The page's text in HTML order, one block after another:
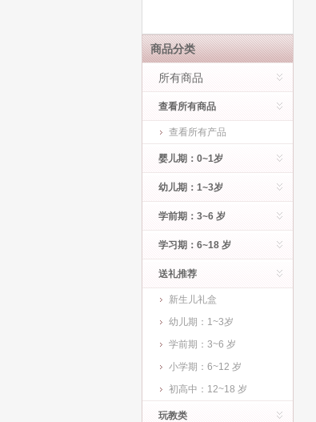
亲爱的顾客，欢迎光临贝恩施京
东自营官方旗舰店。产品确保正
品，支持7天无理由退换货，京东
配送，快速到家，请您放心选
商品分类
所有商品
查看所有商品
查看所有产品
婴儿期：0~1岁
幼儿期：1~3岁
学前期：3~6 岁
学习期：6~18 岁
送礼推荐
新生儿礼盒
幼儿期：1~3岁
学前期：3~6 岁
小学期：6~12 岁
初高中：12~18 岁
玩教类